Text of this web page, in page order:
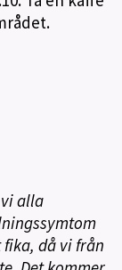
alla
fika, då vi från